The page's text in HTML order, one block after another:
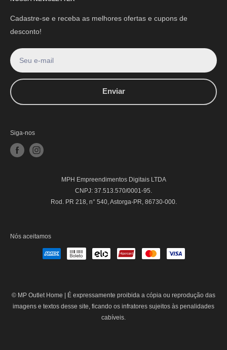
Cadastre-se e receba as melhores ofertas e cupons de
desconto!
Seu e-mail
Enviar
Siga-nos
MPH Empreendimentos Digitais LTDA
CNPJ: 37.513.570/0001-95.
Rod. PR 218, n° 540, Astorga-PR, 86730-000.
Nós aceitamos
© MP Outlet Home |
É expressamente proibida a cópia ou reprodução das
imagens e textos desse site, ficando os infratores sujeitos às penalidades
cabíveis.